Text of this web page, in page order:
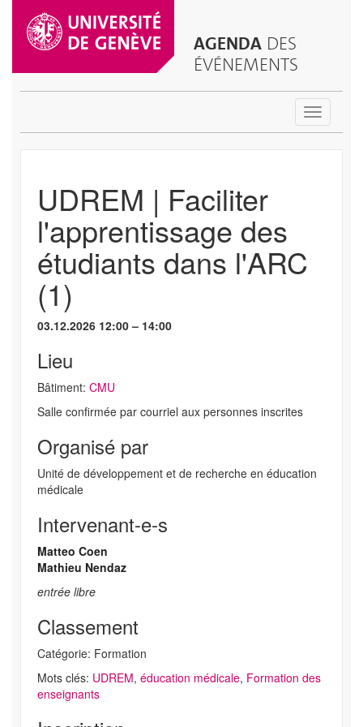
AGENDA DES
ÉVÉNEMENTS
Toggle
UDREM | Faciliter
l'apprentissage des
étudiants dans l'ARC
(1)
03.12.2026 12:00 – 14:00
Lieu
Bâtiment: CMU
Salle confirmée par courriel aux personnes inscrites
Organisé par
Unité de développement et de recherche en éducation
médicale
Intervenant-e-s
Matteo Coen
Mathieu Nendaz
entrée libre
Classement
Catégorie: Formation
Mots clés: UDREM, éducation médicale, Formation des
enseignants